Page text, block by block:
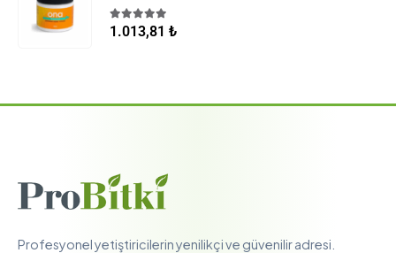
5.005 üzerinden
1.013,81 ₺
Profesyonel yetiştiricilerin yenilikçi ve güvenilir adresi.